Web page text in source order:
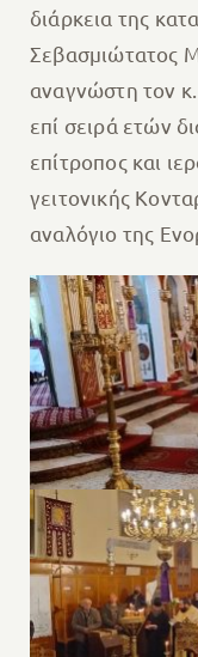
διάρκεια της
Σεβασμιώτατος
αναγνώστη τον
επί σειρά ετών
επίτροπος και
γειτονικής
αναλόγιο της